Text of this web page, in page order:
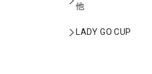
他
LADY GO CUP